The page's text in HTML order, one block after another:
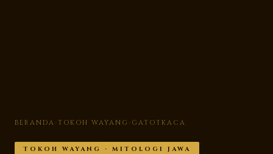
BERANDA ›TOKOH WAYANG › GATOTKACA
TOKOH WAYANG · MITOLOGI JAWA